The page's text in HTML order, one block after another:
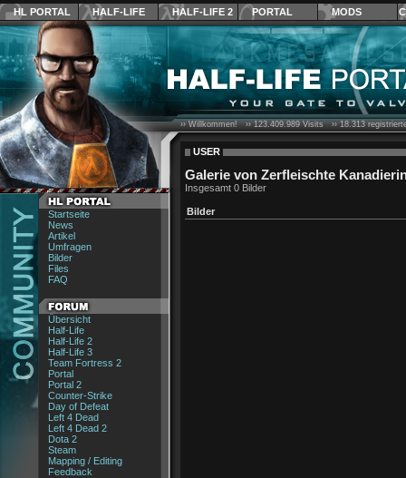
HL PORTAL HALF-LIFE HALF-LIFE 2 PORTAL MODS
Startseite
News
Artikel
Umfragen
Bilder
Files
FAQ
Übersicht
Half-Life
Half-Life 2
Half-Life 3
Team Fortress 2
Portal
Portal 2
Counter-Strike
Day of Defeat
Left 4 Dead
Left 4 Dead 2
Dota 2
Steam
Mapping / Editing
Feedback
›› Willkommen! ››123.409.989Visits ››18.313
USER
Galerie von Zerfleischte
Insgesamt 0 Bilder
Bilder